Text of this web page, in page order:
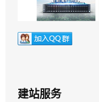
建站服务